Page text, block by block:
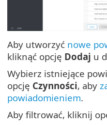
Aby utworzyć nowe
kliknąć opcję Dodaj u
Wybierz istniejące
opcję Czynności, aby
powiadomieniem.
Aby filtrować, kliknij